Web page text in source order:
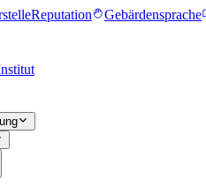
Reputation Gebärdensprache